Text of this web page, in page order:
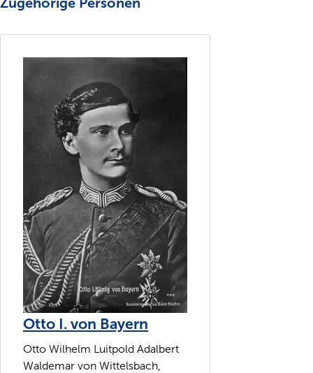
Otto I. von Bayern
Otto Wilhelm Luitpold Adalbert
Waldemar von Wittelsbach,